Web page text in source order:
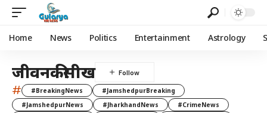
Home News Politics Entertainment Astrology
जीवनकीसीख
# #BreakingNews
#JamshedpurBreaking
#JamshedpurNews
#JharkhandNews
#CrimeNews